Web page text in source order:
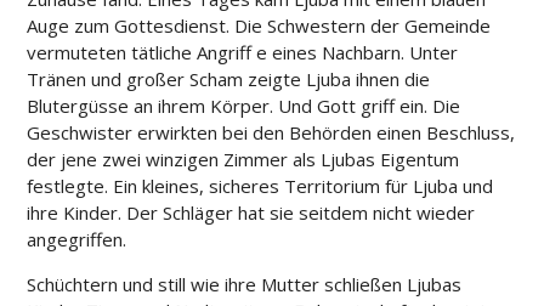
Auge zum Gottesdienst. Die Schwestern der Gemeinde
vermuteten tätliche Angriff e eines Nachbarn. Unter
Tränen und großer Scham zeigte Ljuba ihnen die
Blutergüsse an ihrem Körper. Und Gott griff ein. Die
Geschwister erwirkten bei den Behörden einen Beschluss,
der jene zwei winzigen Zimmer als Ljubas Eigentum
festlegte. Ein kleines, sicheres Territorium für Ljuba und
ihre Kinder. Der Schläger hat sie seitdem nicht wieder
angegriffen.
Schüchtern und still wie ihre Mutter schließen Ljubas